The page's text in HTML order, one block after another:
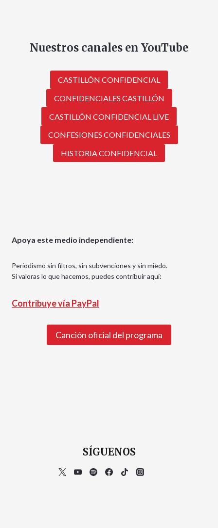
Nuestros canales en YouTube
CASTILLÓN CONFIDENCIAL
CONFIDENCIALES CASTILLÓN
CASTILLÓN CONFIDENCIAL LIVE
CONFESIONES CONFIDENCIALES
HISTORIA CONFIDENCIAL
Apoya este medio independiente:
Periodismo sin filtros, sin subvenciones y sin miedo.
Si valoras lo que hacemos, puedes contribuir aquí:
Contribuye vía PayPal
Canción oficial del programa
SÍGUENOS